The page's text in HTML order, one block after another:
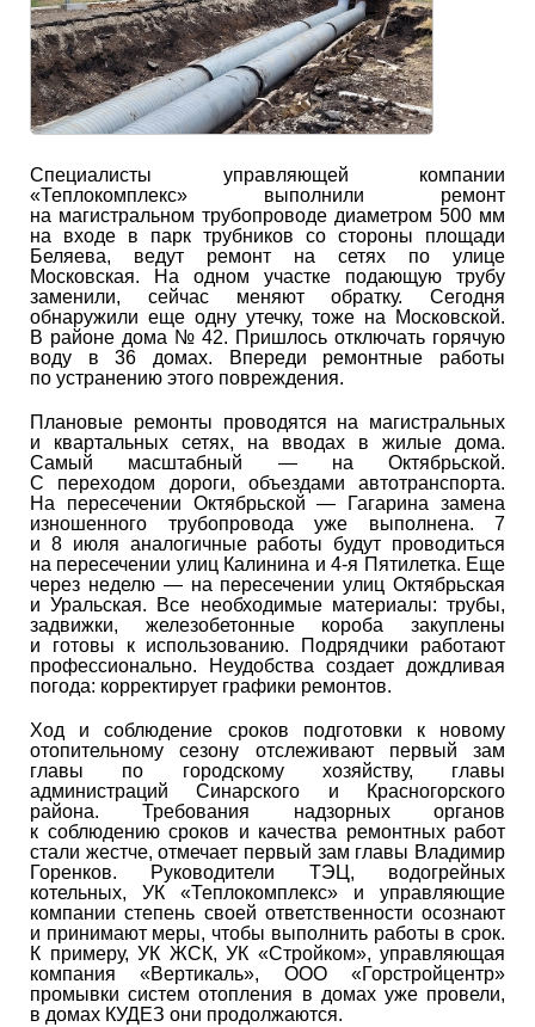
Специалисты управляющей компании
«Теплокомплекс» выполнили ремонт
на магистральном трубопроводе диаметром 500 мм
на входе в парк трубников со стороны площади
Беляева, ведут ремонт на сетях по улице
Московская. На одном участке подающую трубу
заменили, сейчас меняют обратку. Сегодня
обнаружили еще одну утечку, тоже на Московской.
В районе дома № 42. Пришлось отключать горячую
воду в 36 домах. Впереди ремонтные работы
по устранению этого повреждения.
Плановые ремонты проводятся на магистральных
и квартальных сетях, на вводах в жилые дома.
Самый масштабный — на Октябрьской.
С переходом дороги, объездами автотранспорта.
На пересечении Октябрьской — Гагарина замена
изношенного трубопровода уже выполнена. 7
и 8 июля аналогичные работы будут проводиться
на пересечении улиц Калинина и 4-я Пятилетка. Еще
через неделю — на пересечении улиц Октябрьская
и Уральская. Все необходимые материалы: трубы,
задвижки, железобетонные короба закуплены
и готовы к использованию. Подрядчики работают
профессионально. Неудобства создает дождливая
погода: корректирует графики ремонтов.
Ход и соблюдение сроков подготовки к новому
отопительному сезону отслеживают первый зам
главы по городскому хозяйству, главы
администраций Синарского и Красногорского
района. Требования надзорных органов
к соблюдению сроков и качества ремонтных работ
стали жестче, отмечает первый зам главы Владимир
Горенков. Руководители ТЭЦ, водогрейных
котельных, УК «Теплокомплекс» и управляющие
компании степень своей ответственности осознают
и принимают меры, чтобы выполнить работы в срок.
К примеру, УК ЖСК, УК «Стройком», управляющая
компания «Вертикаль», ООО «Горстройцентр»
промывки систем отопления в домах уже провели,
в домах КУДЕЗ они продолжаются.